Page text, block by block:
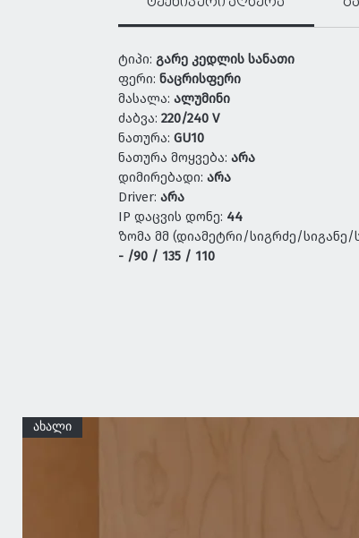
ტიპი: გარე კედლის სანათი
ფერი: ნაცრისფერი
მასალა: ალუმინი
ძაბვა: 220/240 V
ნათურა: GU10
ნათურა მოყვება: არა
დიმირებადი: არა
Driver: არა
IP დაცვის დონე: 44
ზომა მმ (დიამეტრი/სიგრძე/სიგანე/
- /90 / 135 / 110
ახალი